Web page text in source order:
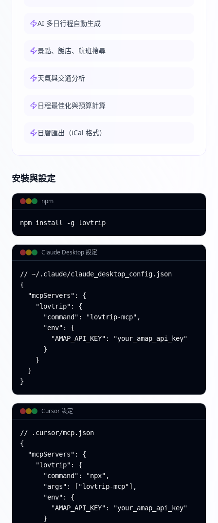
AI 多日行程自動生成
景點、飯店、航班搜尋
天氣與交通分析
日程最佳化與預算計算
日曆匯出（iCal 格式）
安裝與設定
npm
npm install -g lovtrip
Claude Desktop 設定
// ~/.claude/claude_desktop_config.json
{
  "mcpServers": {
    "lovtrip": {
      "command": "lovtrip-mcp",
      "env": {
        "AMAP_API_KEY": "your_amap_api_key"
      }
    }
  }
}
Cursor 設定
// .cursor/mcp.json
{
  "mcpServers": {
    "lovtrip": {
      "command": "npx",
      "args": ["lovtrip-mcp"],
      "env": {
        "AMAP_API_KEY": "your_amap_api_key"
      }